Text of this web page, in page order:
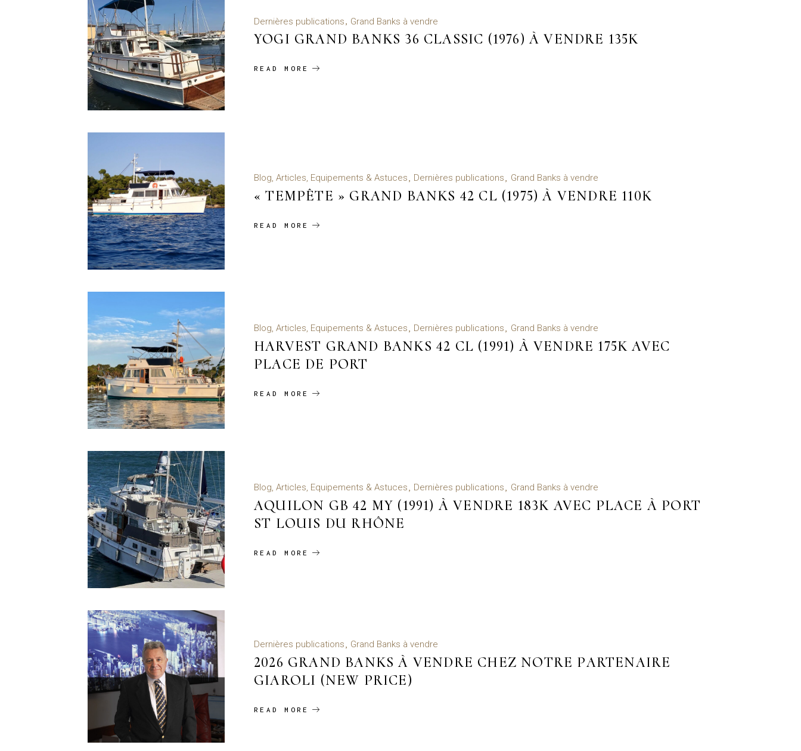
Dernières publications Grand Banks à vendre
YOGI GRAND BANKS 36 CLASSIC (1976) À VENDRE 135K
READ MORE
Blog, Articles, Equipements & Astuces Dernières publications Grand Banks à vendre
« TEMPÊTE » GRAND BANKS 42 CL (1975) À VENDRE 110K
READ MORE
Blog, Articles, Equipements & Astuces Dernières publications Grand Banks à vendre
HARVEST GRAND BANKS 42 CL (1991) À VENDRE 175K AVEC
PLACE DE PORT
READ MORE
Blog, Articles, Equipements & Astuces Dernières publications Grand Banks à vendre
AQUILON GB 42 MY (1991) À VENDRE 183K AVEC PLACE À PORT
ST LOUIS DU RHÔNE
READ MORE
Dernières publications Grand Banks à vendre
2026 GRAND BANKS À VENDRE CHEZ NOTRE PARTENAIRE
GIAROLI (NEW PRICE)
READ MORE